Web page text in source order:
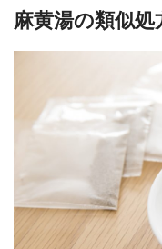
麻黄湯の類似